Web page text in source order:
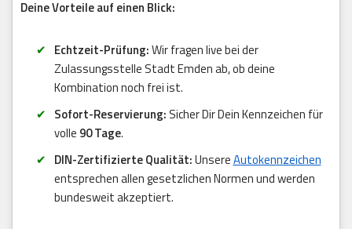
Deine Vorteile auf einen Blick:
Echtzeit-Prüfung:Wir fragen live bei der
Zulassungsstelle Stadt Emden ab, ob deine
Kombination noch frei ist.
Sofort-Reservierung: Sicher Dir Dein Kennzeichen für
volle 90 Tage.
DIN-Zertifizierte Qualität:UnsereAutokennzeichen
entsprechen allen gesetzlichen Normen und werden
bundesweit akzeptiert.